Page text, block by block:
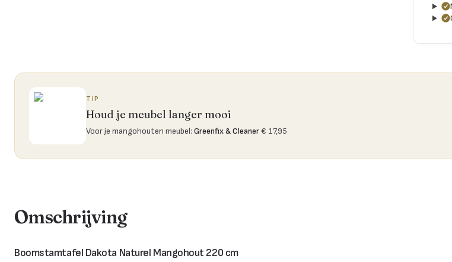
TIP
Houd je meubel langer mooi
Voor je mangohouten meubel: Greenfix & Cleaner€ 17,95
Omschrijving
Boomstamtafel Dakota Naturel Mangohout 220 cm